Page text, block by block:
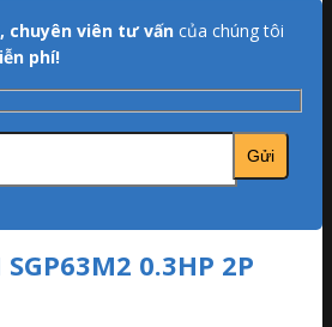
chuyên viên tư vấn của chúng tôi
phí!
0.3HP 2P